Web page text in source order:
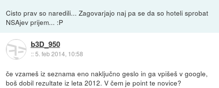
Cisto prav so naredili... Zagovarjajo naj pa se da so hoteli sprobat
NSAjev prijem... :P
b3D_950
::5. feb 2014, 10:58
če vzameš iz seznama eno naključno geslo in ga vpišeš v google,
boš dobil rezultate iz leta 2012. V čem je point te novice?